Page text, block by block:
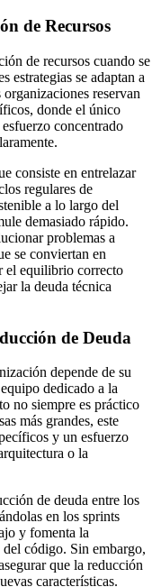
de Recursos
de recursos cuando se
estrategias se adaptan a
reservan
donde el único
concentrado
consiste en entrelazar
regulares de
a lo largo del
demasiado rápido.
problemas a
se conviertan en
el equilibrio correcto
la deuda técnica
de Deuda
depende de su
dedicado a la
no siempre es práctico
más grandes, este
y un esfuerzo
o la
de deuda entre los
en los sprints
y fomenta la
código. Sin embargo,
que la reducción
características.